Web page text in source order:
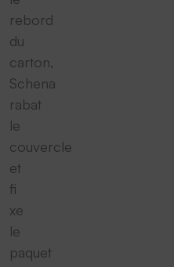
rebord
du
carton,
Schena
rabat
le
couvercle
et
fi
xe
le
paquet